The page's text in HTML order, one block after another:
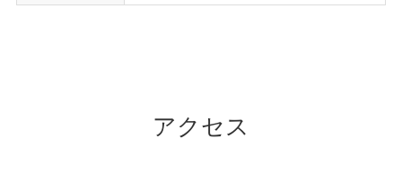
アクセス